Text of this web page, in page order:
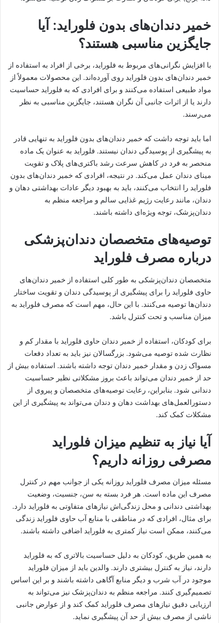
خمیر دندان‌های بدون فلوراید: آیا
جایگزین مناسبی هستند؟
با افزایش نگرانی‌های مربوط به فلوراید، برخی از افراد به استفاده از
خمیر دندان‌های بدون فلوراید روی آورده‌اند. این محصولات معمولاً از
مواد طبیعی استفاده می‌کنند و برای افرادی که به فلوراید حساسیت
دارند یا از اثرات جانبی آن نگران هستند، جایگزین مناسبی به نظر
می‌رسند.
اما باید توجه داشت که خمیر دندان‌های بدون فلوراید به تنهایی قادر
به پیشگیری از پوسیدگی دندان نیستند. فلوراید به عنوان یک ماده
منحصر به فرد در کاهش سرعت رشد باکتری‌های پلاک و تقویت
مینای دندان عمل می‌کند. در نتیجه، افرادی که خمیر دندان‌های بدون
فلوراید را انتخاب می‌کنند، باید به بهبود دیگر عادات بهداشتی دهان و
دندان، مانند رعایت رژیم غذایی سالم و مراجعه منظم به
دندان‌پزشک، توجه ویژه‌ای داشته باشند.
توصیه‌های متخصصان دندان‌پزشکی
درباره مصرف فلوراید
متخصصان دندان‌پزشکی به طور کلی استفاده از خمیر دندان‌های
حاوی فلوراید را برای پیشگیری از پوسیدگی دندان و تقویت ساختار
دندان‌ها توصیه می‌کنند. با این حال، مهم است که مصرف فلوراید به
میزان مناسب و تحت کنترل باشد.
برای کودکان، استفاده از خمیر دندان حاوی فلوراید با مقدار کم و
نظارت شده توصیه می‌شود. بزرگسالان نیز باید به تعداد دفعات
مسواک زدن و مقدار خمیر دندان توجه داشته باشند. استفاده بیش از
حد از خمیر دندان می‌تواند باعث بروز مشکلاتی نظیر حساسیت
دندانی شود. بنابراین، رعایت توصیه‌های متخصصان و پیروی از
دستورالعمل‌های بهداشت دهان و دندان می‌تواند به پیشگیری از این
مشکلات کمک کند.
آیا نیاز به تنظیم میزان فلوراید
مصرفی روزانه داریم؟
مسئله میزان مصرف فلوراید روزانه یکی از جوانب مهم در کنترل
مصرف این ماده است. هر فرد بسته به سن، جنسیت، وضعیت
بهداشتی دندانی و محل زندگی‌اش نیازهای متفاوتی به فلوراید دارد.
برای مثال، افرادی که در مناطقی با منابع آب حاوی فلوراید زندگی
می‌کنند، ممکن است نیاز کمتری به فلوراید اضافی داشته باشند.
به همین طریق، کودکان به دلیل حساسیت بالاتری که به فلوراید
دارند، نیاز به کنترل بیشتری دارند. والدین باید از میزان فلوراید
موجود در آب شرب و دیگر منابع آگاهی داشته باشند و بر این اساس
تصمیم‌گیری کنند. مراجعه منظم به دندان‌پزشک نیز می‌تواند به
ارزیابی دقیق نیازهای مصرف فلوراید کمک کند و از عوارض جانبی
ناشی از مصرف بیش از حد آن پیشگیری نماید.